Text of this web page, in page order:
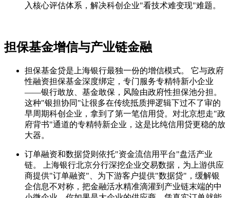
入核心评估体系，解决科创企业"看技术难变现"难题。
担保基金增信与产业链金融
担保基金贷是上海银行最独一份的增信模式。 它与政府
性融资担保基金深度绑定，专门服务专精特新小企业
——银行敢放、基金敢保，风险由政府性担保池分担。
这种"银担协同"让很多在传统抵质押逻辑下过不了审的
早周期科创企业，拿到了第一笔信用贷。对北京想走"政
府背书"通道的专精特新企业，这是比纯信用贷更稳的放
大器。
订单融资和数据贷则依托"资金流信用平台"盘活产业
链。 上海银行北京分行深挖企业交易数据，为上游供应
商提供"订单融资"、为下游客户提供"数据贷"，缓解银
企信息不对称，把金融活水精准滴灌到产业链末端的中